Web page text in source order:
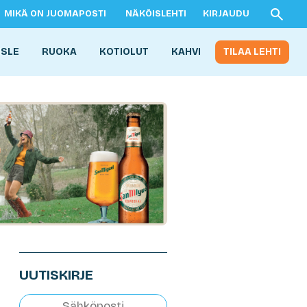
MIKÄ ON JUOMAPOSTI NÄKÖISLEHTI KIRJAUDU
RUOKA KOTIOLUT KAHVI TILAA LEHTI
UUTISKIRJE